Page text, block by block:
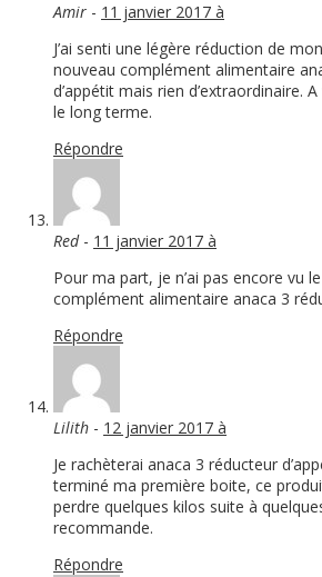
Amir - 11 janvier 2017 à
J’ai senti une légère réduction de
nouveau complément alimentaire
d’appétit mais rien d’extraordinaire.
le long terme.
Répondre
Red- 11 janvier 2017 à
Pour ma part, je n’ai pas encore vu
complément alimentaire anaca 3
Répondre
Lilith - 12 janvier 2017 à
Je rachèterai anaca 3 réducteur
terminé ma première boite, ce
perdre quelques kilos suite à
recommande.
Répondre